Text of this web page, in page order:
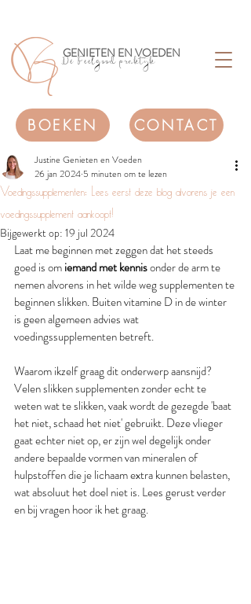
GENIETEN EN VOEDEN
Dé Feelgood praktijk
BOEKEN CONTACT
Voedingssupplementen: Lees eerst deze blog alvorens je een
voedingssupplement aankoopt!
Justine Genieten en Voeden
26 jan 2024 5 minuten om te lezen
Bijgewerkt op: 19 jul 2024
Laat me beginnen met zeggen dat het steeds
goed is om iemand met kennis onder de arm te
nemen alvorens in het wilde weg supplementen te
beginnen slikken. Buiten vitamine D in de winter
is geen algemeen advies wat
voedingssupplementen betreft.
Waarom ikzelf graag dit onderwerp aansnijd?
Velen slikken supplementen zonder echt te
weten wat te slikken, vaak wordt de gezegde 'baat
het niet, schaad het niet' gebruikt. Deze vlieger
gaat echter niet op, er zijn wel degelijk onder
andere bepaalde vormen van mineralen of
hulpstoffen die je lichaam extra kunnen belasten,
wat absoluut het doel niet is. Lees gerust verder
en bij vragen hoor ik het graag.